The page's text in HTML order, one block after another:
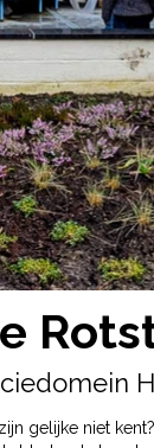
gelijke niet